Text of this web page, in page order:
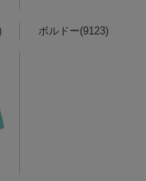
ボルドー(9123)